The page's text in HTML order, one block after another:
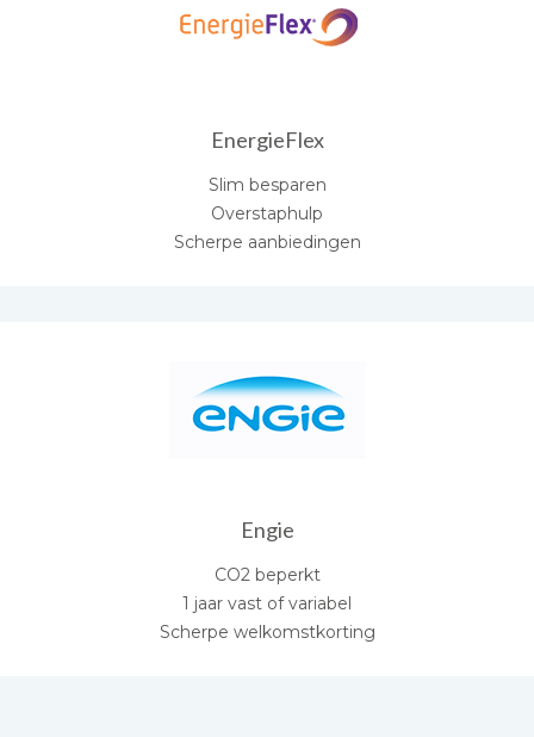
EnergieFlex
Slim besparen
Overstaphulp
Scherpe aanbiedingen
Engie
CO2 beperkt
1 jaar vast of variabel
Scherpe welkomstkorting